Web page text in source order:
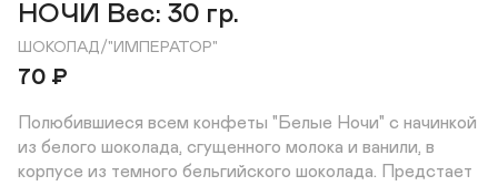
НОЧИ Вес: 30 гр.
ШОКОЛАД/"ИМПЕРАТОР"
70 ₽
Полюбившиеся всем конфеты "Белые Ночи" с начинкой
из белого шоколада, сгущенного молока и ванили, в
корпусе из темного бельгийского шоколада. Предстает